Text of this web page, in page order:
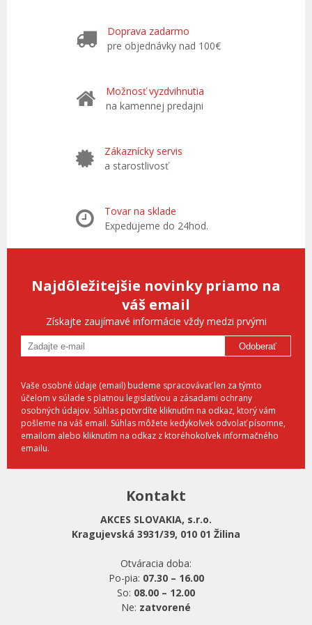
Doprava zadarmo
pre objednávky nad 100€
Možnosť vyzdvihnutia
na kamennej predajni
Zákaznícky servis
a starostlivosť
Tovar na sklade
Expedujeme do 24hod.
Najdôležitejšie novinky priamo na
váš email
Získajte zaujímavé informácie vždy medzi prvými
Odoberať
Vaše osobné údaje (email) budeme spracovávať len za týmto
účelom v súlade s platnou legislatívou a zásadami ochrany
osobných údajov. Súhlas potvrdíte kliknutím na odkaz, ktorý vám
pošleme na váš email. Súhlas môžete kedykoľvek odvolať písomne,
emailom alebo kliknutím na odkaz z ktoréhokoľvek informačného
emailu.
Kontakt
AKCES SLOVAKIA, s.r.o.
Kragujevská 3931/39, 010 01 Žilina
Otváracia doba:
Po-pia: 07.30 – 16.00
So: 08.00 – 12.00
Ne: zatvorené